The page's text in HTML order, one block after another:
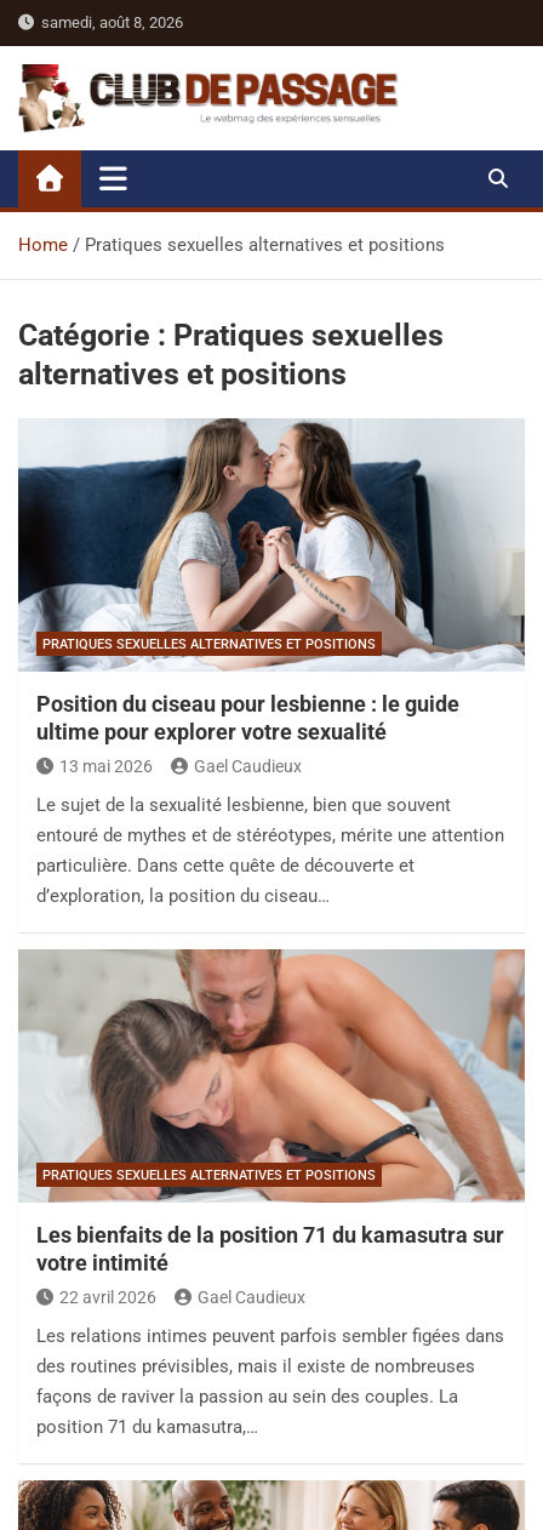
Skip
to
content
samedi, août 8, 2026
Club De Passage
Le webmag sexy des expériences sensuelles
Home Pratiques sexuelles alternatives et positions
Catégorie : Pratiques sexuelles
alternatives et positions
PRATIQUES SEXUELLES ALTERNATIVES ET POSITIONS
Position du ciseau pour lesbienne : le guide
ultime pour explorer votre sexualité
13 mai 2026 Gael Caudieux
Le sujet de la sexualité lesbienne, bien que souvent
entouré de mythes et de stéréotypes, mérite une attention
particulière. Dans cette quête de découverte et
d’exploration, la position du ciseau…
PRATIQUES SEXUELLES ALTERNATIVES ET POSITIONS
Les bienfaits de la position 71 du kamasutra sur
votre intimité
22 avril 2026 Gael Caudieux
Les relations intimes peuvent parfois sembler figées dans
des routines prévisibles, mais il existe de nombreuses
façons de raviver la passion au sein des couples. La
position 71 du kamasutra,…